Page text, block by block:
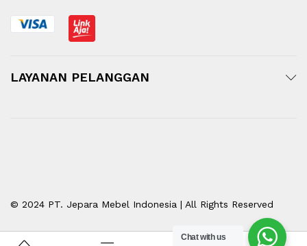
LAYANAN PELANGGAN
© 2024 PT. Jepara Mebel Indonesia | All Rights Reserved
Chat with us